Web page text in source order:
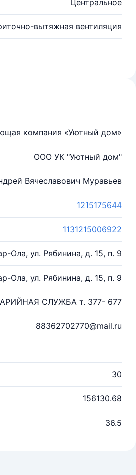
Центральное
вытяжная вентиляция
компания «Уютный дом»
ООО УК "Уютный дом"
Вячеславович Муравьев
1215175644
1131215006922
Ола, ул. Рябинина, д. 15, п. 9
Ола, ул. Рябинина, д. 15, п. 9
СЛУЖБА т. 377- 677
88362702770@mail.ru
30
156130.68
36.5